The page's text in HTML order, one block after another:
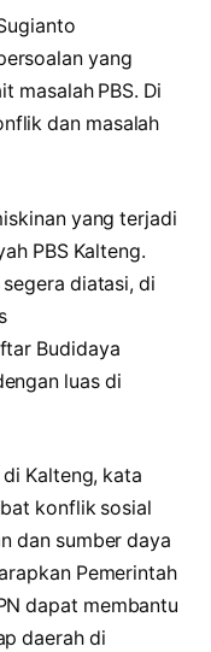
yang
masalah PBS. Di
dan masalah
yang terjadi
PBS Kalteng.
diatasi, di
Budidaya
luas di
Kalteng, kata
konflik sosial
dan sumber daya
Pemerintah
dapat membantu
daerah di